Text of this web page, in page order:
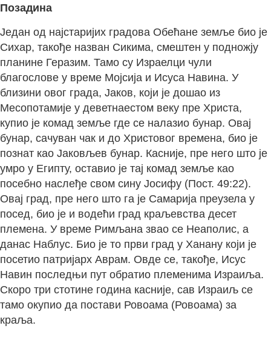
Позадина
Један од најстаријих градова Обећане земље био је
Сихар, такође назван Сикима, смештен у подножју
планине Геразим. Тамо су Израелци чули
благослове у време Мојсија и Исуса Навина. У
близини овог града, Јаков, који је дошао из
Месопотамије у деветнаестом веку пре Христа,
купио је комад земље где се налазио бунар. Овај
бунар, сачуван чак и до Христовог времена, био је
познат као Јаковљев бунар. Касније, пре него што је
умро у Египту, оставио је тај комад земље као
посебно наслеђе свом сину Јосифу (Пост. 49:22).
Овај град, пре него што га је Самарија преузела у
посед, био је и водећи град краљевства десет
племена. У време Римљана звао се Неаполис, а
данас Наблус. Био је то први град у Ханану који је
посетио патријарх Аврам. Овде се, такође, Исус
Навин последњи пут обратио племенима Израиља.
Скоро три стотине година касније, сав Израиљ се
тамо окупио да постави Ровоама (Ровоама) за
краља.